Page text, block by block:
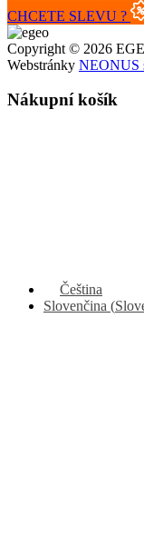
CHCETE SLEVU ?
Copyright © 2026
Webstránky NEONUS
Nákupní košík
Čeština
Slovenčina (